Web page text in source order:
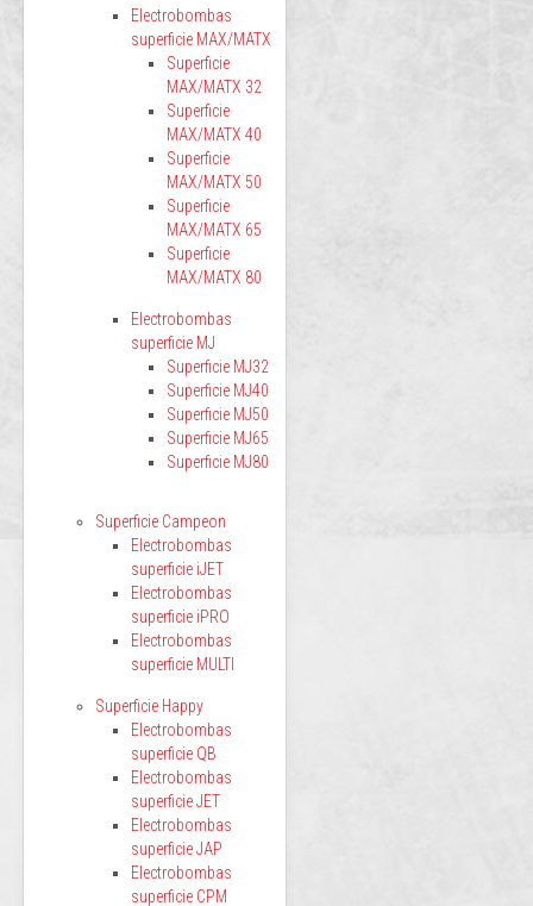
Electrobombas
superficie MAX/MATX
Superficie
MAX/MATX 32
Superficie
MAX/MATX 40
Superficie
MAX/MATX 50
Superficie
MAX/MATX 65
Superficie
MAX/MATX 80
Electrobombas
superficie MJ
Superficie MJ32
Superficie MJ40
Superficie MJ50
Superficie MJ65
Superficie MJ80
Superficie Campeon
Electrobombas
superficie iJET
Electrobombas
superficie iPRO
Electrobombas
superficie MULTI
Superficie Happy
Electrobombas
superficie QB
Electrobombas
superficie JET
Electrobombas
superficie JAP
Electrobombas
superficie CPM